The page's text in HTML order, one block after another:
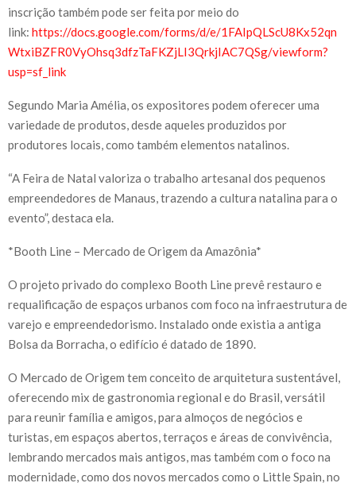
inscrição também pode ser feita por meio do
link: https://docs.google.com/forms/d/e/1FAIpQLScU8Kx52qn
WtxiBZFR0VyOhsq3dfzTaFKZjLI3QrkjIAC7QSg/viewform?
usp=sf_link
Segundo Maria Amélia, os expositores podem oferecer uma
variedade de produtos, desde aqueles produzidos por
produtores locais, como também elementos natalinos.
“A Feira de Natal valoriza o trabalho artesanal dos pequenos
empreendedores de Manaus, trazendo a cultura natalina para o
evento”, destaca ela.
*Booth Line – Mercado de Origem da Amazônia*
O projeto privado do complexo Booth Line prevê restauro e
requalificação de espaços urbanos com foco na infraestrutura de
varejo e empreendedorismo. Instalado onde existia a antiga
Bolsa da Borracha, o edifício é datado de 1890.
O Mercado de Origem tem conceito de arquitetura sustentável,
oferecendo mix de gastronomia regional e do Brasil, versátil
para reunir família e amigos, para almoços de negócios e
turistas, em espaços abertos, terraços e áreas de convivência,
lembrando mercados mais antigos, mas também com o foco na
modernidade, como dos novos mercados como o Little Spain, no